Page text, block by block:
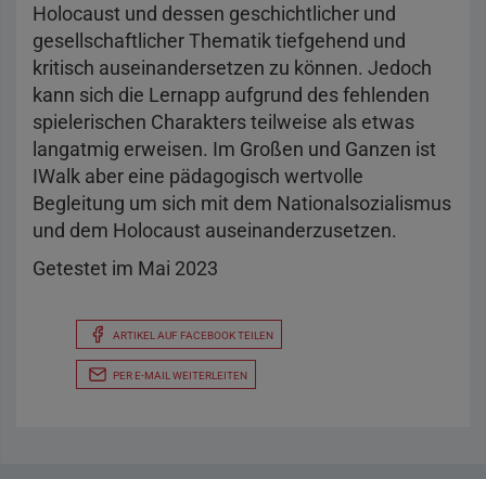
Holocaust und dessen geschichtlicher und
gesellschaftlicher Thematik tiefgehend und
kritisch auseinandersetzen zu können. Jedoch
kann sich die Lernapp aufgrund des fehlenden
spielerischen Charakters teilweise als etwas
langatmig erweisen. Im Großen und Ganzen ist
IWalk aber eine pädagogisch wertvolle
Begleitung um sich mit dem Nationalsozialismus
und dem Holocaust auseinanderzusetzen.
Getestet im Mai 2023
ARTIKEL AUF FACEBOOK TEILEN
PER E-MAIL WEITERLEITEN